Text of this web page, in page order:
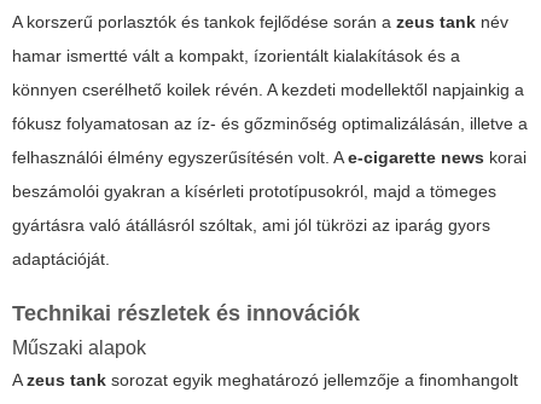
A korszerű porlasztók és tankok fejlődése során a zeus tank név
hamar ismertté vált a kompakt, ízorientált kialakítások és a
könnyen cserélhető koilek révén. A kezdeti modellektől napjainkig a
fókusz folyamatosan az íz- és gőzminőség optimalizálásán, illetve a
felhasználói élmény egyszerűsítésén volt. Ae-cigarette news korai
beszámolói gyakran a kísérleti prototípusokról, majd a tömeges
gyártásra való átállásról szóltak, ami jól tükrözi az iparág gyors
adaptációját.
Technikai részletek és innovációk
Műszaki alapok
Azeus tank sorozat egyik meghatározó jellemzője a finomhangolt